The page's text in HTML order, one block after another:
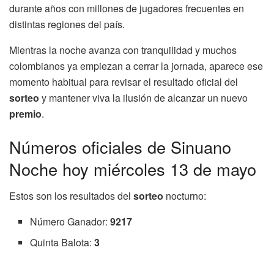
durante años con millones de jugadores frecuentes en
distintas regiones del país.
Mientras la noche avanza con tranquilidad y muchos
colombianos ya empiezan a cerrar la jornada, aparece ese
momento habitual para revisar el resultado oficial del
sorteo y mantener viva la ilusión de alcanzar un nuevo
premio.
Números oficiales de Sinuano
Noche hoy miércoles 13 de mayo
Estos son los resultados del sorteo nocturno:
Número Ganador:9217
Quinta Balota:3